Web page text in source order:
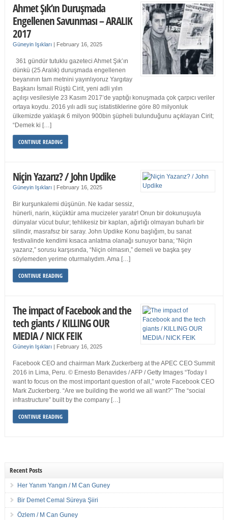
Ahmet Şık’ın Duruşmada
Engellenen Savunması – ARALIK
2017
Güneyin Işıkları | February 16, 2025
361 gündür tutuklu gazeteci Ahmet Şık’ın
dünkü (25 Aralık) duruşmada engellenen
beyanının tam metnini yayınlıyoruz Yargıtay
Başkanı İsmail Rüştü Cirit, yeni adli yılın
açılışı vesilesiyle 23 Kasım 2017’de yaptığı konuşmada çok çarpıcı veriler
ortaya koydu. 2016 yılı adli suç istatistiklerine göre 80 milyonluk
ülkemizde yaklaşık 6 milyon 900bin şüpheli bulunduğunu açıklayan Cirit;
“Demek ki […]
CONTINUE READING
Niçin Yazarız? / John Updike
Güneyin Işıkları | February 16, 2025
Bir kurşunkalemi düşünün. Ne kadar sessiz,
hünerli, narin, küçüktür ama mucizeler yaratır! Onun bir dokunuşuyla
dünyalar vücut bulur; tehlikesiz bir kaplan, ağırlığı olmayan buharlı bir
silindir, masrafsız bir saray. John Updike Konu başlığım, bu sanat
festivalinde kendimi kısaca anlatma olanağı sunuyor bana; “Niçin
yazarız,” sorusu karşısında, “Niçin olmasın,” demeli ve başka şey
söylemeden yerime oturmalıydım. Ama […]
CONTINUE READING
The impact of Facebook and the
tech giants / KILLING OUR
MEDIA / NICK FEIK
Güneyin Işıkları | February 16, 2025
Facebook CEO and chairman Mark Zuckerberg at the APEC CEO Summit
2016 in Lima, Peru. © Ernesto Benavides / AFP / Getty Images “Today I
want to focus on the most important question of all,” wrote Facebook CEO
Mark Zuckerberg. “Are we building the world we all want?” The “social
infrastructure” built by the company […]
CONTINUE READING
Recent Posts
Her Yanım Yangın / M Can Guney
Bir Demet Cemal Süreya Şiiri
Özlem / M Can Guney